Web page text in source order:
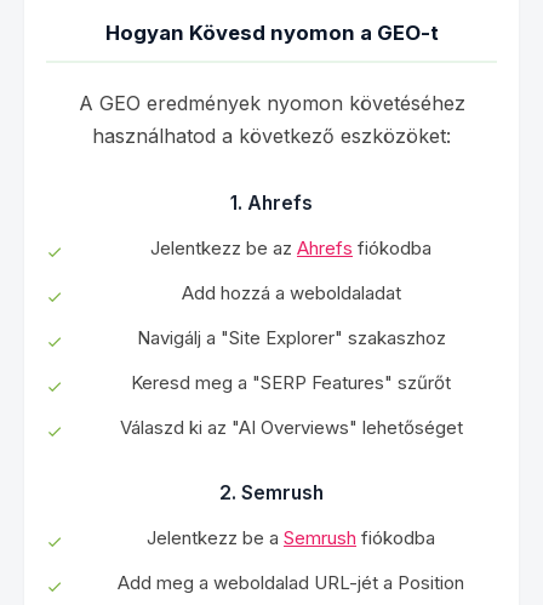
Hogyan Kövesd nyomon a GEO-t
A GEO eredmények nyomon követéséhez
használhatod a következő eszközöket:
1. Ahrefs
Jelentkezz be az Ahrefs fiókodba
Add hozzá a weboldaladat
Navigálj a "Site Explorer" szakaszhoz
Keresd meg a "SERP Features" szűrőt
Válaszd ki az "AI Overviews" lehetőséget
2. Semrush
Jelentkezz be a Semrush fiókodba
Add meg a weboldalad URL-jét a Position